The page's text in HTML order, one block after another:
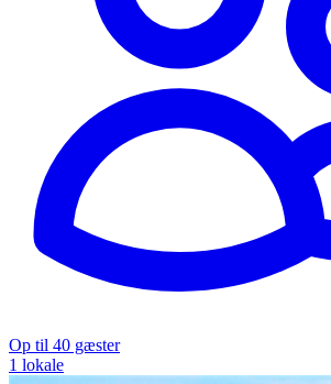
Op til 40 gæster
1 lokale